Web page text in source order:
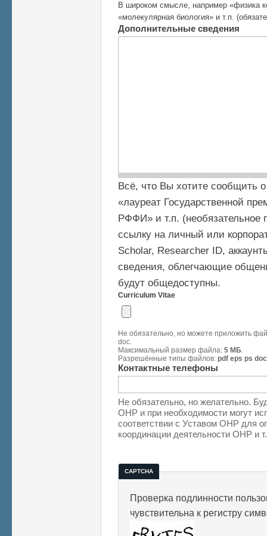
В широком смысле, например «физика
«молекулярная биология» и т.п.
Дополнительные сведения
Всё, что Вы хотите сообщить
«лауреат Государственной
РФФИ» и т.п. (необязательное
ссылку на личный или
Scholar, Researcher ID,
сведения, облегчающие
будут общедоступны.
Curriculum Vitae
Не обязательно, но можете приложить
doc.
Максимальный размер файла: 5 МБ
Разрешённые типы файлов: pdf eps ps doc
Контактные телефоны
Не обязательно, но желательно.
ОНР и при необходимости могут
соответствии с Уставом ОНР для
координации деятельности ОНР и
CAPTCHA
Проверка подлинности
чувствительна к регистру